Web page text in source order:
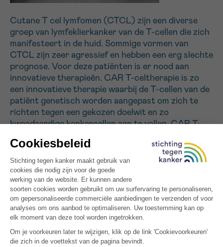
Cutane T cel lymfomen (CTCL) zijn een diverse
groep van lymfeklierkanker van de T-cellen die zich
manifesteert in de huid. Sommige vormen van
CTCL zijn zeer agressief en hebben een erg slechte
prognose. Voor deze patiënten is er nood aan
innovatieve therapieën. CAR T-celtherapie is zo
een innovatieve therapie waarbij de T-cellen van de
patiënt genetisch worden aangepast om zich te
richten tegen een gekozen doelwit en zo
kwaadaardige kankercellen aan te vallen. CAR T-
reeds op de markt en heeft hierbij zijn potentieel
bewezen in de behandeling van bepaalde
bloedkankers. In ons labo hebben we een nieuwe
innovatieve CAR T-celtherapie ontwikkeld gericht
tegen het doelwit CD70. Het doel van dit
onderzoek is om na te gaan of onze ontwikkelde
CAR T-celtherapie een effectieve behandeling kan
CTCL.
*VERPLICHT VELD
Sturen